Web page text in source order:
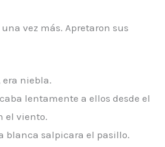
vez más. Apretaron sus
era niebla.
lentamente a ellos desde el
el viento.
blanca salpicara el pasillo.